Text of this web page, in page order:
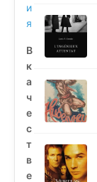
и
я
В
к
а
ч
е
с
т
в
е